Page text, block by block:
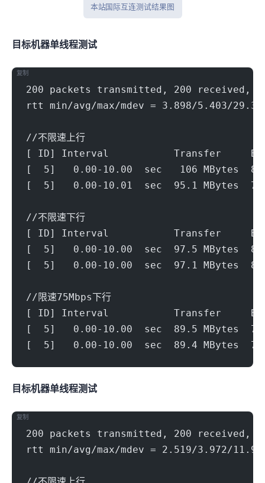
本站 Tcpping 国际互连测试结果图
目标机器 IPERF3单线程测试
200 packets transmitted, 200 received,
rtt min/avg/max/mdev = 3.898/5.403/
//不限速上行
[ ID] Interval           Transfer
[  5]   0.00-10.00  sec   106 MBytes
[  5]   0.00-10.01  sec  95.1
//不限速下行
[ ID] Interval           Transfer
[  5]   0.00-10.00  sec  97.5 MBytes
[  5]   0.00-10.00  sec  97.1
//限速75Mbps下行
[ ID] Interval           Transfer
[  5]   0.00-10.00  sec  89.5 MBytes
[  5]   0.00-10.00  sec  89.4
复制
目标机器 IPERF3单线程测试
200 packets transmitted, 200 received,
rtt min/avg/max/mdev = 2.519/3.972/
复制